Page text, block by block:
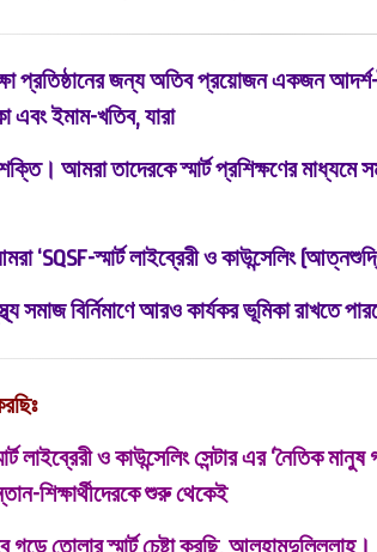
প্রতিষ্ঠানের জন্য অতিব প্রয়োজন একজন আদর্শ-
এবং ইমাম-খতিব, যারা
আমরা তাদেরকে স্মার্ট প্রশিক্ষণের
‘SQSF-স্মার্ট লাইব্রেরী ওকাউন্সেলিং
সমাজ বির্নিমাণে আরও কার্যকর ভূমিকা রাখতে
লাইব্রেরী ও কাউন্সেলিং সেন্টার এর ‘নৈতিক
শিক্ষার্থীদেরকে শুরু থেকেই